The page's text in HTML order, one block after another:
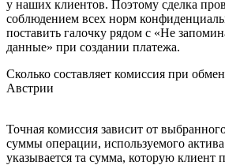
у наших клиентов. Поэтому сделка
соблюдением всех норм
поставить галочку рядом с «Не
данные» при создании платежа.
Сколько составляет комиссия при
Австрии
Точная комиссия зависит от
суммы операции, используемого
указывается та сумма, которую клиент